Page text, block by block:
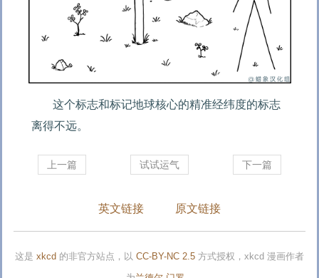
这个标志和标记地球核心的精准经纬度的标志
离得不远。
上一篇 下一篇
试试运气
英文链接 原文链接
这是 xkcd 的非官方站点，以 CC-BY-NC 2.5 方式授权，xkcd 漫画作者